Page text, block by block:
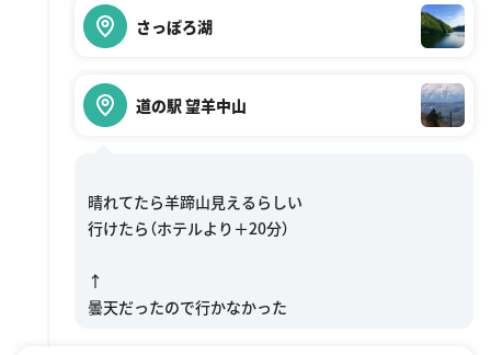
さっぽろ湖
道の駅 望羊中山
晴れてたら羊蹄山見えるらしい
行けたら（ホテルより＋20分）
↑